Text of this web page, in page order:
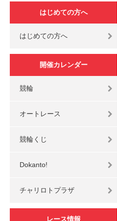
はじめての方へ
はじめての方へ
開催カレンダー
競輪
オートレース
競輪くじ
Dokanto!
チャリロトプラザ
レース情報